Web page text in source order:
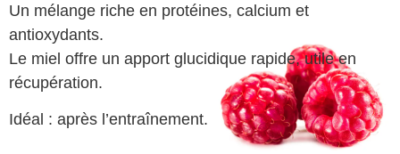
Un mélange riche en protéines, calcium et
antioxydants.
Le miel offre un apport glucidique rapide, utile en
récupération.
Idéal : après l’entraînement.